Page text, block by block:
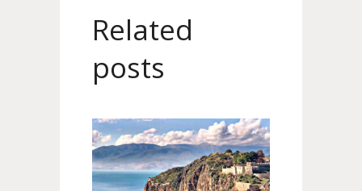
Related
posts